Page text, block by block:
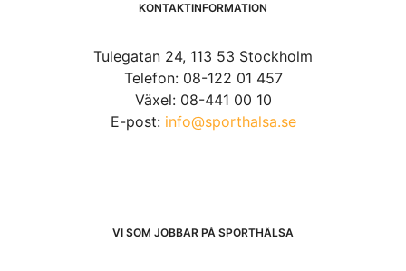
KONTAKTINFORMATION
Tulegatan 24, 113 53 Stockholm
Telefon: 08-122 01 457
Växel: 08-441 00 10
E-post: info@sporthalsa.se
VI SOM JOBBAR PÅ SPORTHÄLSA